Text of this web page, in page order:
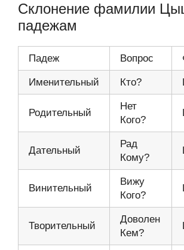
Склонение фамилии
падежам
Падеж Вопрос
Именительный Кто?
Родительный
Нет
Кого?
Дательный
Рад
Кому?
Винительный
Вижу
Кого?
Творительный
Доволен
Кем?